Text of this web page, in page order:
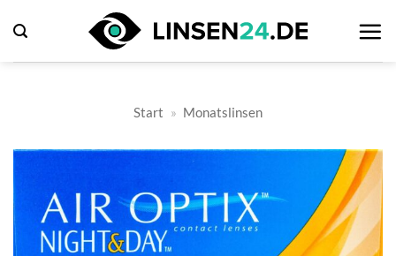
Inhalt
springen
Start » Monatslinsen